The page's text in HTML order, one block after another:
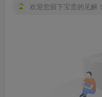
欢迎您留下宝贵的见解！